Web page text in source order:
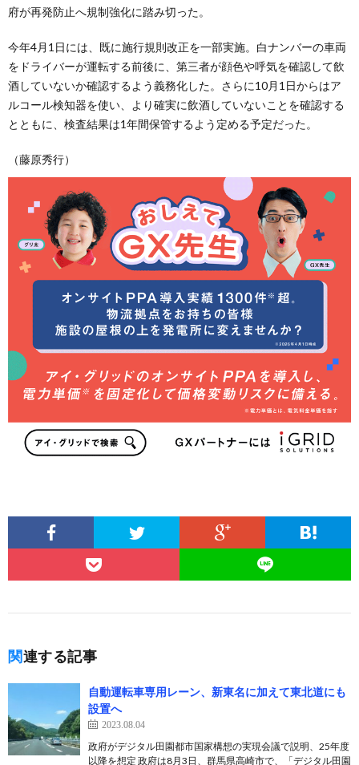
府が再発防止へ規制強化に踏み切った。
今年4月1日には、既に施行規則改正を一部実施。白ナンバーの車両
をドライバーが運転する前後に、第三者が顔色や呼気を確認して飲
酒していないか確認するよう義務化した。さらに10月1日からはア
ルコール検知器を使い、より確実に飲酒していないことを確認する
とともに、検査結果は1年間保管するよう定める予定だった。
（藤原秀行）
関連する記事
自動運転車専用レーン、新東名に加えて東北道にも
設置へ
2023.08.04
政府がデジタル田園都市国家構想の実現会議で説明、25年度
以降を想定 政府は8月3日、群馬県高崎市で、「デジタル田園